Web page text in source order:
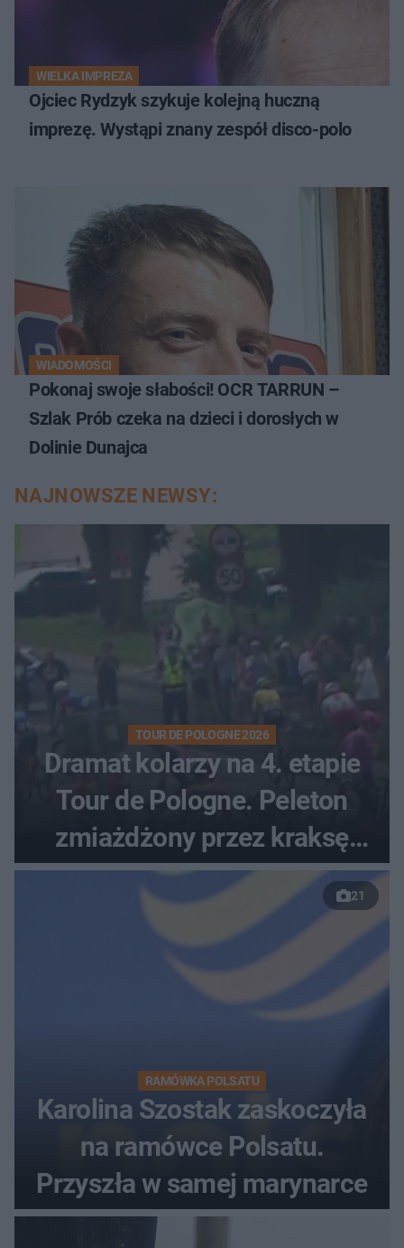
WIELKA IMPREZA
Ojciec Rydzyk szykuje kolejną huczną
imprezę. Wystąpi znany zespół disco-polo
WIADOMOŚCI
Pokonaj swoje słabości! OCR TARRUN –
Szlak Prób czeka na dzieci i dorosłych w
Dolinie Dunajca
NAJNOWSZE NEWSY:
TOUR DE POLOGNE 2026
Dramat kolarzy na 4. etapie
Tour de Pologne. Peleton
zmiażdżony przez kraksę
przed Karpaczem
21
RAMÓWKA POLSATU
Karolina Szostak zaskoczyła
na ramówce Polsatu.
Przyszła w samej marynarce